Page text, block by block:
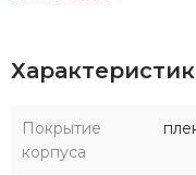
обеспечивает мягкое
Покрытие
корпуса